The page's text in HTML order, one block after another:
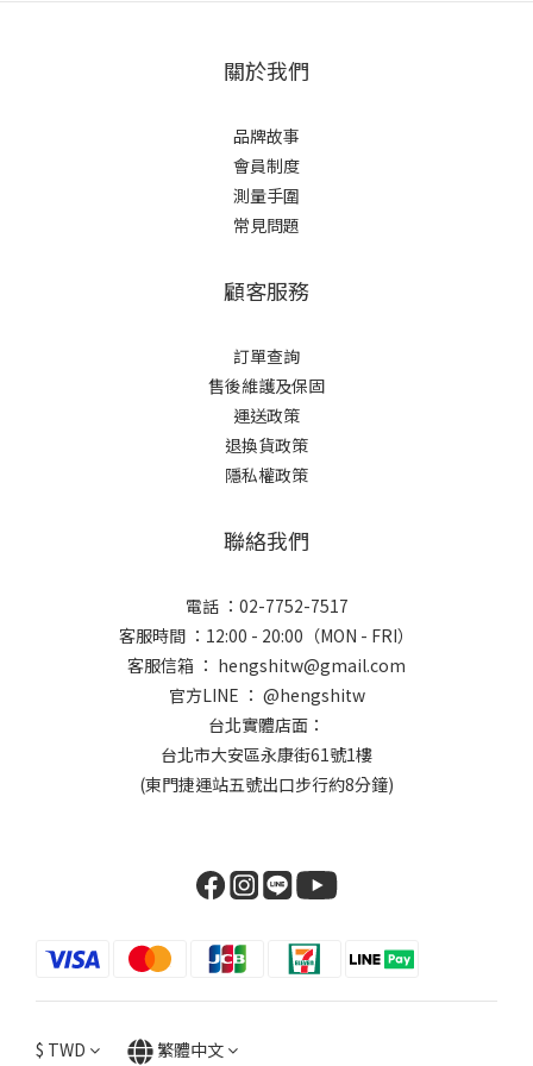
關於我們
品牌故事
會員制度
測量手圍
常見問題
顧客服務
訂單查詢
售後維護及保固
運送政策
退換貨政策
隱私權政策
聯絡我們
電話 ：02-7752-7517
客服時間 ：12:00 - 20:00（MON - FRI）
客服信箱 ： hengshitw@gmail.com
官方LINE ： @hengshitw
台北實體店面：
台北市大安區永康街61號1樓
(東門捷運站五號出口步行約8分鐘)
$ TWD 繁體中文